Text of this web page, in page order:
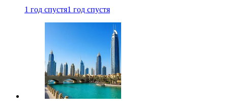
1 год спустя1 год спустя